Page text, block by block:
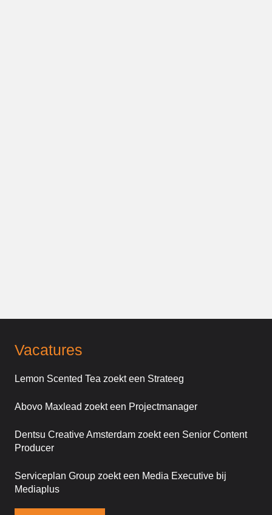
Vacatures
Lemon Scented Tea zoekt een Strateeg
Abovo Maxlead zoekt een Projectmanager
Dentsu Creative Amsterdam zoekt een Senior Content
Producer
Serviceplan Group zoekt een Media Executive bij
Mediaplus